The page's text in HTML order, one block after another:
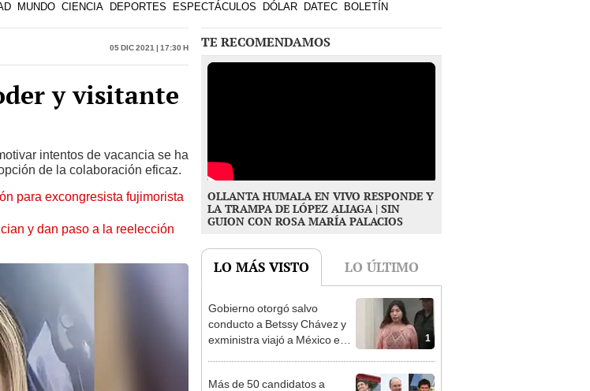
MUNDO CIENCIA DEPORTES ESPECTÁCULOS DÓLAR DATEC BOLETÍN
05 Dic 2021 | 17:30 h
y visitante
intentos de vacancia se ha
de la colaboración eficaz.
para excongresista fujimorista
y dan paso a la reelección
TE RECOMENDAMOS
OLLANTA HUMALA EN VIVO RESPONDE Y
LA TRAMPA DE LÓPEZ ALIAGA | SIN
GUION CON ROSA MARÍA PALACIOS
LO MÁS VISTO LO ÚLTIMO
1
Gobierno otorgó salvo
conducto a Betssy Chávez y
exministra viajó a México en
Más de 50 candidatos a